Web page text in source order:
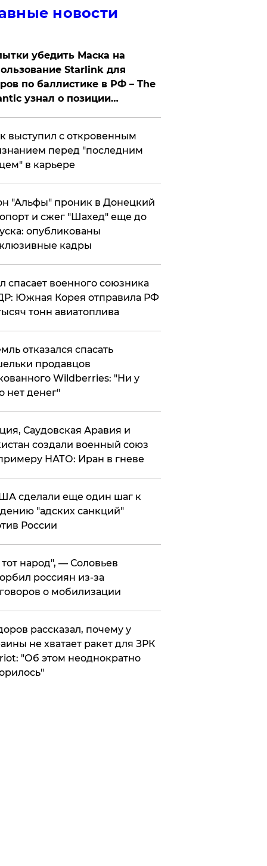
новости
убедить Маска на
Starlink для
по баллистике в РФ – The
узнал о позиции
выступил с откровенным
перед "последним
в карьере
"Альфы" проник в Донецкий
и сжег "Шахед" еще до
опубликованы
кадры
спасает военного союзника
Южная Корея отправила РФ
тонн авиатоплива
отказался спасать
продавцов
Wildberries: "Ни у
нет денег"
Саудовская Аравия и
создали военный союз
НАТО: Иран в гневе
сделали еще один шаг к
"адских санкций"
России
народ", — Соловьев
россиян из-за
о мобилизации
рассказал, почему у
не хватает ракет для ЗРК
"Об этом неоднократно